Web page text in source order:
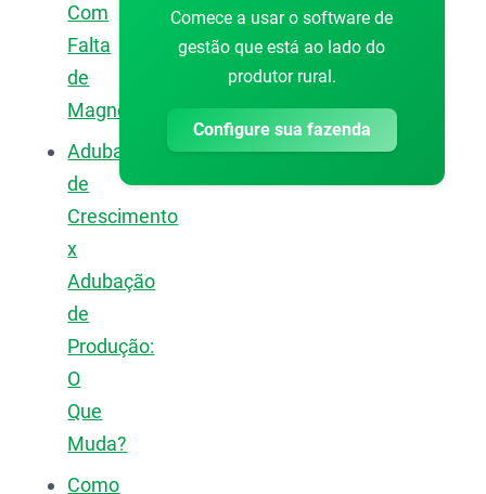
Com
Falta
de
Magnésio?
Adubação
de
Crescimento
x
Adubação
de
Produção:
O
Que
Muda?
Como
Comece a usar o software de
gestão que está ao lado do
produtor rural.
Configure sua fazenda